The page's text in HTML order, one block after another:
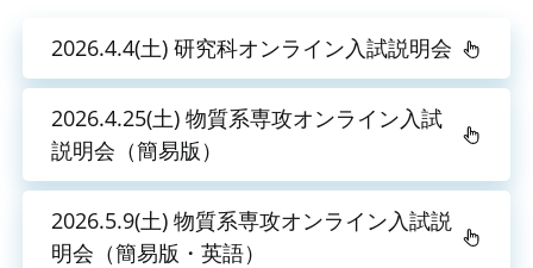
2026.4.4(土) 研究科オンライン入試説明会
2026.4.25(土) 物質系専攻オンライン入試
説明会（簡易版）
2026.5.9(土) 物質系専攻オンライン入試説
明会（簡易版・英語）